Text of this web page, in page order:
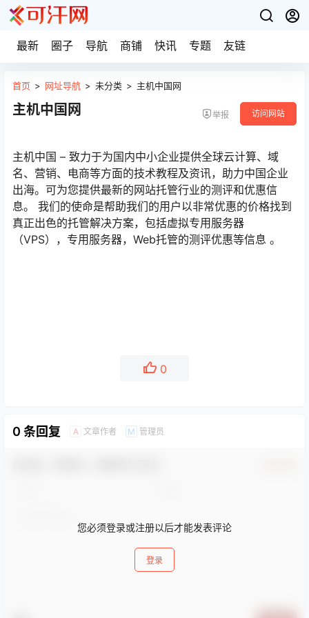
最新 圈子 导航 商铺 快讯 专题 友链
首页 > 网址导航 > 未分类 > 主机中国网
主机中国网 举报 访问网站
主机中国 – 致力于为国内中小企业提供全球云计算、域
名、营销、电商等方面的技术教程及资讯，助力中国企业
出海。可为您提供最新的网站托管行业的测评和优惠信
息。 我们的使命是帮助我们的用户以非常优惠的价格找到
真正出色的托管解决方案，包括虚拟专用服务器
（VPS），专用服务器，Web托管的测评优惠等信息 。
0
0 条回复 A 文章作者 M 管理员
您必须登录或注册以后才能发表评论
登录